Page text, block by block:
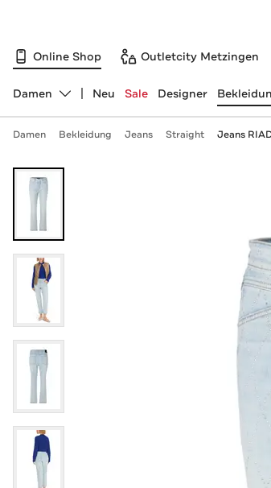
Online Shop Outletcity Metzingen
Abteilung ändern, ausgewählt:
Damen Neu Sale Designer
Damen Bekleidung Jeans Straight Jeans